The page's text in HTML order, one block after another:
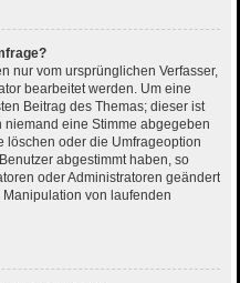
nur vom ursprünglichen Verfasser,
bearbeitet werden. Um eine
Beitrag des Themas; dieser ist
niemand eine Stimme abgegeben
löschen oder die Umfrageoption
abgestimmt haben, so
oder Administratoren geändert
von laufenden